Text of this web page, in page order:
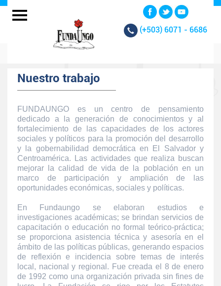
(+503) 6071 - 6686
Nuestro trabajo
FUNDAUNGO es un centro de pensamiento
dedicado a la generación de conocimientos y al
fortalecimiento de las capacidades de los actores
sociales y políticos para la promoción del desarrollo
y la gobernabilidad democrática en El Salvador y
Centroamérica. Las actividades que realiza buscan
mejorar la calidad de vida de la población en un
marco de participación y ampliación de las
oportunidades económicas, sociales y políticas.
En Fundaungo se elaboran estudios e
investigaciones académicas; se brindan servicios de
capacitación o educación no formal teórico-práctica;
se proporciona asistencia técnica y asesoría en el
ámbito de las políticas públicas, generando espacios
de reflexión e incidencia sobre temas de interés
local, nacional y regional. Fue creada el 8 de enero
de 1992 como una organización privada sin fines de